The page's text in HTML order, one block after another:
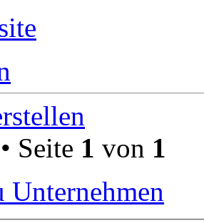
Seite 1 von 1
Unternehmen